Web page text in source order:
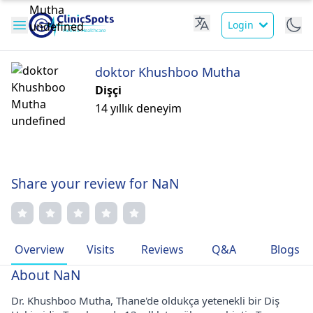
Login
doktor Khushboo Mutha
Dişçi
14 yıllık deneyim
Share your review for NaN
Overview Visits Reviews Q&A Blogs
About NaN
Dr. Khushboo Mutha, Thane'de oldukça yetenekli bir Diş